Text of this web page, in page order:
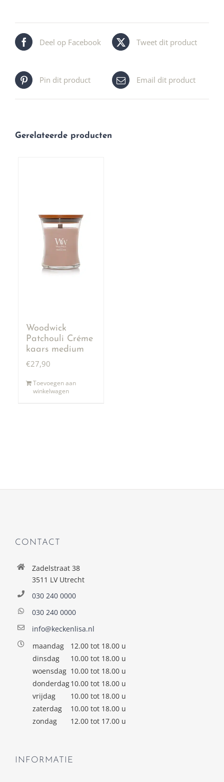
Deel op Facebook Tweet dit product
Pin dit product Email dit product
Gerelateerde producten
Woodwick
Patchouli Créme
kaars medium
€27,90
Toevoegen aan
winkelwagen
CONTACT
Zadelstraat 38
3511 LV Utrecht
030 240 0000
030 240 0000
info@keckenlisa.nl
maandag
12.00 tot 18.00 u
dinsdag
10.00 tot 18.00 u
woensdag 10.00 tot 18.00 u
donderdag10.00 tot 18.00 u
vrijdag
10.00 tot 18.00 u
zaterdag
10.00 tot 18.00 u
zondag
12.00 tot 17.00 u
INFORMATIE